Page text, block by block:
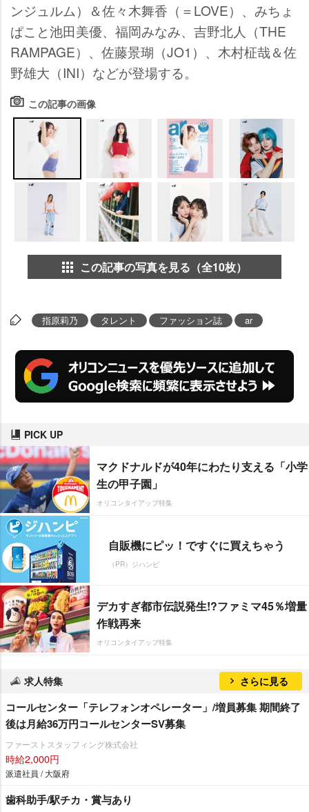
ンジュルム）＆佐々木舞香（＝LOVE）、みちょ
ぱこと池田美優、福岡みなみ、吉野北人（THE
RAMPAGE）、佐藤景瑚（JO1）、木村柾哉＆佐
野雄大（INI）などが登場する。
この記事の画像
この記事の写真を見る（全10枚）
指原莉乃 タレント ファッション誌 ar
PICK UP
マクドナルドが40年にわたり支える「小学
生の甲子園」
オリコンタイアップ特集
自販機にピッ！ですぐに買えちゃう
（PR）ジハンピ
デカすぎ都市伝説発生!?ファミマ45％増量
作戦再来
オリコンタイアップ特集
求人特集 さらに見る
コールセンター「テレフォンオペレーター」/増員募集 期間終了
後は月給36万円コールセンターSV募集
ファーストスタッフィング株式会社
時給2,000円
派遣社員 / 大阪府
歯科助手/駅チカ・賞与あり